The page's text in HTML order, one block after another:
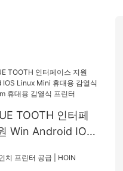
TOOTH 인터페
Win Android IOS
휴대용 감열식